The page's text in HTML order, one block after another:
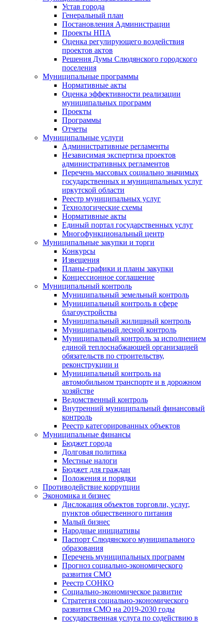
Устав города
Генеральный план
Постановления Администрации
Проекты НПА
Оценка регулирующего воздействия
проектов актов
Решения Думы Слюдянского городского
поселения
Муниципальные программы
Нормативные акты
Оценка эффективности реализации
муниципальных программ
Проекты
Программы
Отчеты
Муниципальные услуги
Административные регламенты
Независимая экспертиза проектов
административных регламентов
Перечень массовых социально значимых
государственных и муниципальных услуг
иркутской области
Реестр муниципальных услуг
Технологические схемы
Нормативные акты
Единый портал государственных услуг
Многофункциональный центр
Муниципальные закупки и торги
Конкурсы
Извещения
Планы-графики и планы закупки
Концессионное соглашение
Муниципальный контроль
Муниципальный земельный контроль
Муниципальный контроль в сфере
благоустройства
Муниципальный жилищный контроль
Муниципальный лесной контроль
Муниципальный контроль за исполнением
единой теплоснабжающей организацией
обязательств по строительству,
реконструкции и
Муниципальный контроль на
автомобильном транспорте и в дорожном
хозяйстве
Ведомственный контроль
Внутренний муниципальный финансовый
контроль
Реестр категорированных объектов
Муниципальные финансы
Бюджет города
Долговая политика
Местные налоги
Бюджет для граждан
Положения и порядки
Противодействие коррупции
Экономика и бизнес
Дислокация объектов торговли, услуг,
пунктов общественного питания
Малый бизнес
Народные инициативы
Паспорт Слюдянского муниципального
образования
Перечень муниципальных программ
Прогноз социально-экономического
развития СМО
Реестр СОНКО
Социально-экономическое развитие
Стратегия социально-экономического
развития СМО на 2019-2030 годы
государственная услуга по содействию в